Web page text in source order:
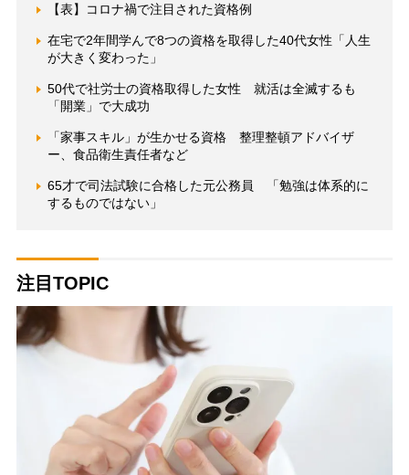
【表】コロナ禍で注目された資格例
在宅で2年間学んで8つの資格を取得した40代女性「人生
が大きく変わった」
50代で社労士の資格取得した女性 就活は全滅するも
「開業」で大成功
「家事スキル」が生かせる資格 整理整頓アドバイザ
ー、食品衛生責任者など
65才で司法試験に合格した元公務員 「勉強は体系的に
するものではない」
注目TOPIC